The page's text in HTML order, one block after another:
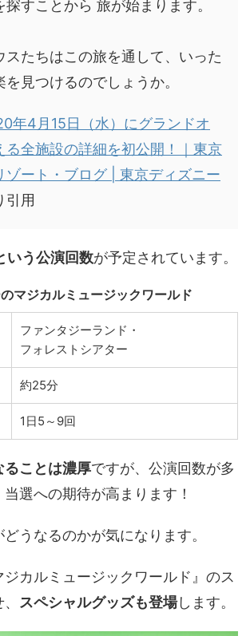
すことから 旅が始まります。
スたちはこの旅を通して、いった
見つけるのでしょうか。
年4月15日（水）にグランドオ
る全施設の詳細を初公開！｜東京
ゾート・ブログ | 東京ディズニー
引用
いう公演回数が予定されています。
マジカルミュージックワールド
ファンタジーランド・
フォレストシアター
約25分
1日5～9回
ることは濃厚ですが、公演回数が多
選への期待が高まります！
うなるのかが気になります。
ジカルミュージックワールド』のス
スペシャルグッズも登場します。